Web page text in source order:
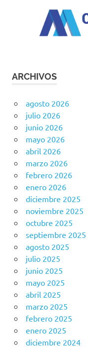
ARCHIVOS
agosto 2026
julio 2026
junio 2026
mayo 2026
abril 2026
marzo 2026
febrero 2026
enero 2026
diciembre 2025
noviembre 2025
octubre 2025
septiembre 2025
agosto 2025
julio 2025
junio 2025
mayo 2025
abril 2025
marzo 2025
febrero 2025
enero 2025
diciembre 2024